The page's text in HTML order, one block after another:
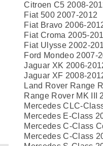
Citroen C5 2008-
Fiat 500 2007-2012
Fiat Bravo 2006-
Fiat Croma 2005-
Fiat Ulysse 2002-
Ford Mondeo 2007-
Jaguar XK 2006-
Jaguar XF 2008-
Land Rover Range
Range Rover MK III
Mercedes CLC-
Mercedes E-Class
Mercedes C-Class
Mercedes C-Class